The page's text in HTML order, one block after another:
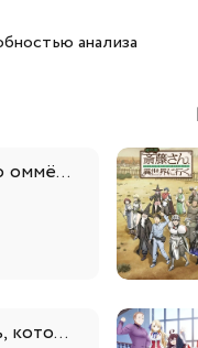
анализа
Реинкарнация сильнейшего оммёдзи: Эти монстры слишком слабы по сравнению с моим ёкаем
Непобедимый святой: Путь, которым я иду, чтобы выжить в другом мире